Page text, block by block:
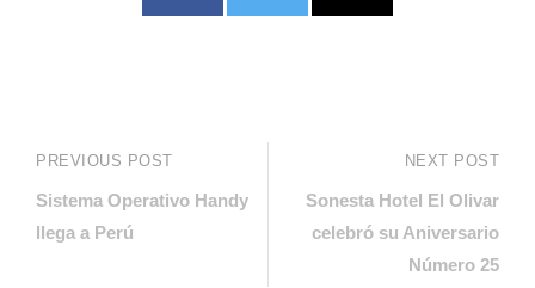
PREVIOUS POST
Sistema Operativo Handy
llega a Perú
NEXT POST
Sonesta Hotel El Olivar
celebró su Aniversario
Número 25